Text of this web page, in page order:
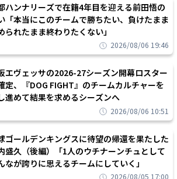
ハンナリーズで在籍4年目を迎える前田悟の
「本当にこのチームで勝ちたい、負けたまま
られたまま終わりたくない」
2026/08/06 19:46
エヴェッサの2026-27シーズン開幕ロスター
定、『DOG FIGHT』のチームカルチャーを
進めて結果を求めるシーズンへ
2026/08/06 10:51
ゴールデンキングスに待望の帰還を果たした
盛久（後編）「1人のウチナーンチュとして
なが誇りに思えるチームにしていく」
2026/08/05 17:00